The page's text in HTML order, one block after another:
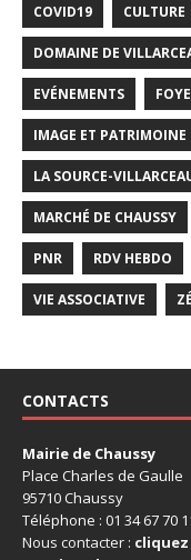
COVID19 CULTURE
DOMAINE DE
EVÉNEMENTS
IMAGE ET PATRIMOINE
LA SOURCE-
MARCHÉ DE CHAUSSY
PNR RDV HEBDO
VIE ASSOCIATIVE
CONTACTS
Mairie de Chaussy
Place Charles de Gaulle
95710 Chaussy
Téléphone : 01 34 67 70
Nous contacter : cliquez